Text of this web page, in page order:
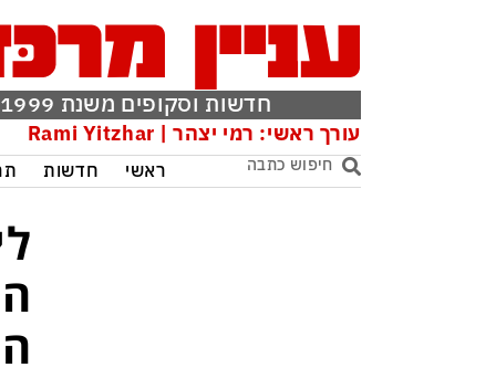
חדשות וסקופים משנת 1999
עורך ראשי: רמי יצהר | Rami Yitzhar
ראשי חדשות